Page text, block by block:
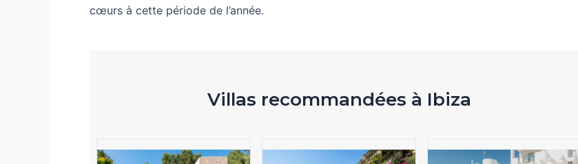
cœurs à cette période de l’année.
Villas recommandées à Ibiza